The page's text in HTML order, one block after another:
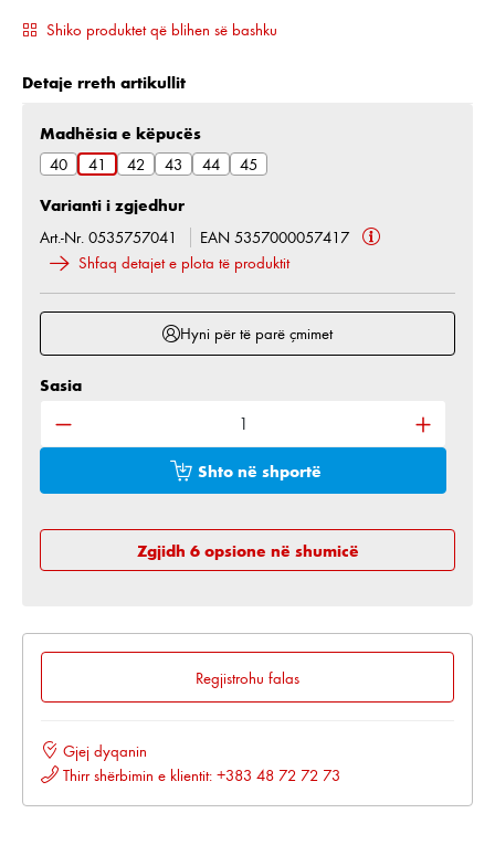
Shiko produktet që blihen së bashku
Detaje rreth artikullit
Zgjidh
Madhësia e këpucës
40
41 42 43 44 45
Varianti i zgjedhur
Art.-Nr. 0535757041
EAN 5357000057417
Shfaq detajet e plota të produktit
Hyni për të parë çmimet
Sasia e produktit: Shkruani sasinë e dëshiruar
Sasia
Shto në shportë
Zgjidh 6 opsione në shumicë
Regjistrohu falas
Gjej dyqanin
Thirr shërbimin e klientit: +383 48 72 72 73